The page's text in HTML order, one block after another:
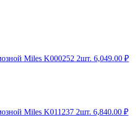
Miles K000252 2шт. 6,049.00 ₽
Miles K011237 2шт. 6,840.00 ₽